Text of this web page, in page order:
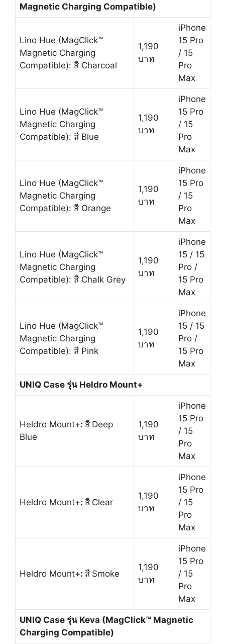
Magnetic Charging Compatible)
Lino Hue (MagClick™
Magnetic Charging
Compatible): สี Charcoal
1,190
บาท
iPhone
15 Pro
/ 15
Pro
Max
Lino Hue (MagClick™
Magnetic Charging
Compatible): สี Blue
1,190
บาท
iPhone
15 Pro
/ 15
Pro
Max
Lino Hue (MagClick™
Magnetic Charging
Compatible): สี Orange
1,190
บาท
iPhone
15 Pro
/ 15
Pro
Max
Lino Hue (MagClick™
Magnetic Charging
Compatible): สี Chalk Grey
1,190
บาท
iPhone
15 / 15
Pro /
15 Pro
Max
Lino Hue (MagClick™
Magnetic Charging
Compatible): สี Pink
1,190
บาท
iPhone
15 / 15
Pro /
15 Pro
Max
UNIQ Case รุ่น Heldro Mount+
Heldro Mount+: สี Deep
Blue
1,190
บาท
iPhone
15 Pro
/ 15
Pro
Max
Heldro Mount+: สี Clear
1,190
บาท
iPhone
15 Pro
/ 15
Pro
Max
Heldro Mount+: สี Smoke
1,190
บาท
iPhone
15 Pro
/ 15
Pro
Max
UNIQ Case รุ่น Keva (MagClick™ Magnetic
Charging Compatible)